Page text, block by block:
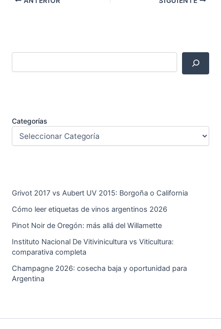
Categorías
Grivot 2017 vs Aubert UV 2015: Borgoña o California
Cómo leer etiquetas de vinos argentinos 2026
Pinot Noir de Oregón: más allá del Willamette
Instituto Nacional De Vitivinicultura vs Viticultura:
comparativa completa
Champagne 2026: cosecha baja y oportunidad para
Argentina